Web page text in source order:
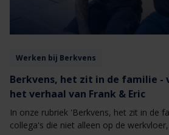
Werken bij Berkvens
Berkvens, het zit in de familie -
het verhaal van Frank & Eric
In onze rubriek 'Berkvens, het zit in de
collega's die niet alleen op de